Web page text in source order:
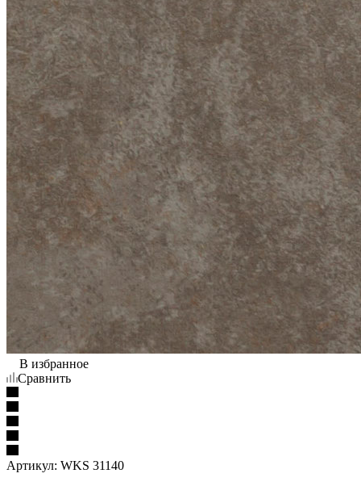
В избранное
Сравнить
Артикул: WKS 31140